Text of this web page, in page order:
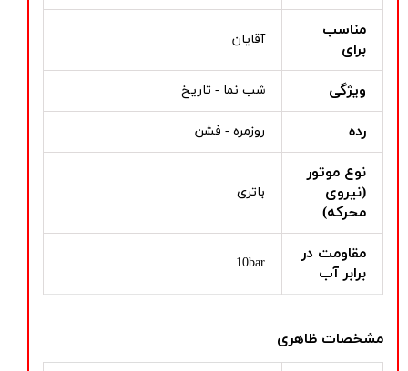
مناسب
برای
آقایان
ویژگی شب نما - تاریخ
رده روزمره - فشن
نوع موتور
(نیروی
محرکه)
باتری
مقاومت در
برابر آب
10bar
مشخصات ظاهری